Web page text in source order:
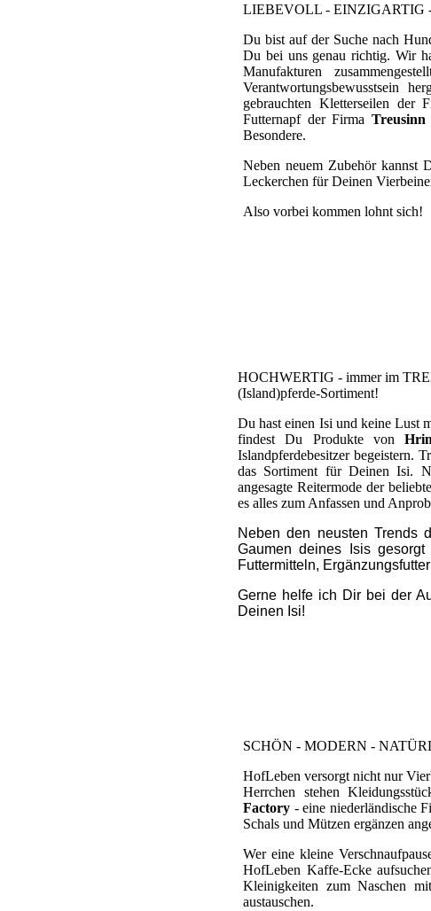
LIEBEVOLL - EINZIGARTIG
Du bist auf der Suche nach
Du bei uns genau richtig. Wir
Manufakturen
Verantwortungsbewusstsein
gebrauchten Kletterseilen der
Futternapf der Firma Treusinn
Besondere.
Neben neuem Zubehör kannst
Leckerchen für Deinen
Also vorbei kommen lohnt sich!
HOCHWERTIG - immer im
(Island)pferde-Sortiment!
Du hast einen Isi und keine Lust
findest Du Produkte von
Islandpferdebesitzer begeistern.
das Sortiment für Deinen Isi.
angesagte Reitermode der
es alles zum Anfassen und
Neben den neusten Trends
Gaumen deines Isis
Futtermitteln,
Gerne helfe ich Dir bei der
Deinen Isi!
SCHÖN - MODERN -
HofLeben versorgt nicht nur
Herrchen stehen
Factory - eine niederländische
Schals und Mützen ergänzen
Wer eine kleine
HofLeben Kaffe-Ecke
Kleinigkeiten zum Naschen
austauschen.